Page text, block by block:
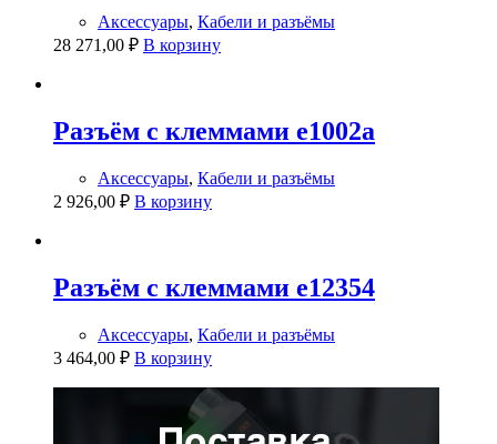
Аксессуары, Кабели и разъёмы
28 271,00 ₽ В корзину
Разъём с клеммами e1002a
Аксессуары, Кабели и разъёмы
2 926,00 ₽ В корзину
Разъём с клеммами e12354
Аксессуары, Кабели и разъёмы
3 464,00 ₽ В корзину